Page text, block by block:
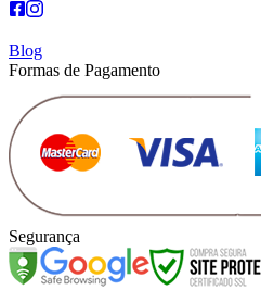
Blog
Formas de Pagamento
Segurança